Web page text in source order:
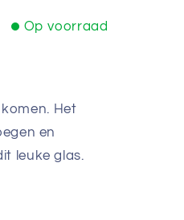
Op voorraad
Het
en
leuke glas.